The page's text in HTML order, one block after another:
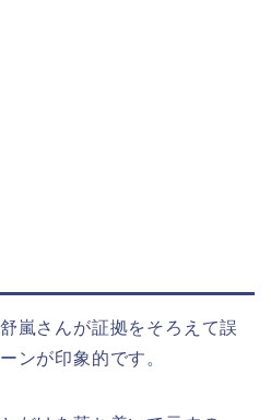
嵐さんが証拠をそろえて誤
ンが印象的です。